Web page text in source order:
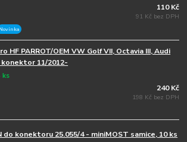
Novinka
110 Kč
91 Kč bez DPH
HF PARROT/OEM VW Golf VII, Octavia III, Audi
konektor 11/2012-
ks
240 Kč
198 Kč bez DPH
do konektoru 25.055/4 - miniMOST samice, 10 ks